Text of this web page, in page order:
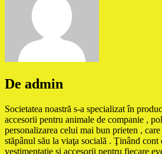
De admin
Societatea noastră s-a specializat în
accesorii pentru animale de companie ,
personalizarea celui mai bun prieten ,
stăpânul său la viaţa socială . Ţinând cont
vestimentaţie şi accesorii pentru fiecare